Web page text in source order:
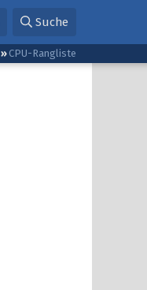
Suche
CPU-Rangliste